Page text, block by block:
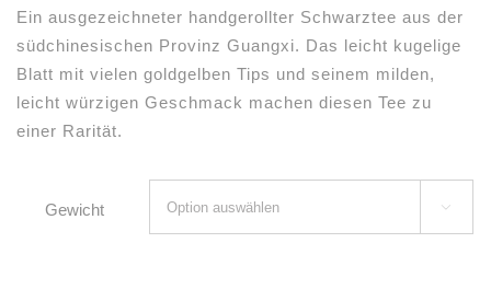
Ein ausgezeichneter handgerollter Schwarztee aus der
südchinesischen Provinz Guangxi. Das leicht kugelige
Blatt mit vielen goldgelben Tips und seinem milden,
leicht würzigen Geschmack machen diesen Tee zu
einer Rarität.
Gewicht 